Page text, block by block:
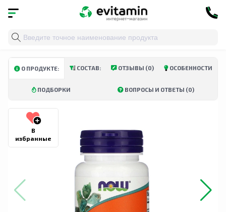
Главная Витамины и минералы
О ПРОДУКТЕ: СОСТАВ: ОТЗЫВЫ (0) ОСОБЕННОСТИ
ПОДБОРКИ ВОПРОСЫ И ОТВЕТЫ (0)
В
избранные